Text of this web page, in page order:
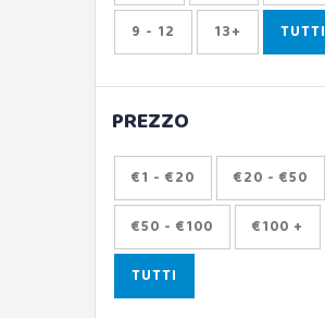
9 - 12 13+ TUTTI
PREZZO
€1 - €20 €20 - €50
€50 - €100 €100 +
TUTTI